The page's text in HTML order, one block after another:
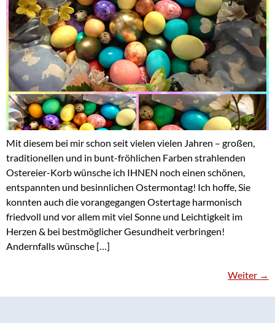
Mit diesem bei mir schon seit vielen vielen Jahren – großen,
traditionellen und in bunt-fröhlichen Farben strahlenden
Ostereier-Korb wünsche ich IHNEN noch einen schönen,
entspannten und besinnlichen Ostermontag! Ich hoffe, Sie
konnten auch die vorangegangen Ostertage harmonisch
friedvoll und vor allem mit viel Sonne und Leichtigkeit im
Herzen & bei bestmöglicher Gesundheit verbringen!
Andernfalls wünsche […]
Weiter →